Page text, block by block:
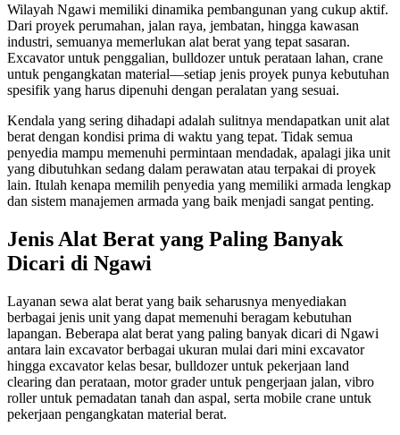
Wilayah Ngawi memiliki dinamika pembangunan yang cukup aktif.
Dari proyek perumahan, jalan raya, jembatan, hingga kawasan
industri, semuanya memerlukan alat berat yang tepat sasaran.
Excavator untuk penggalian, bulldozer untuk perataan lahan, crane
untuk pengangkatan material—setiap jenis proyek punya kebutuhan
spesifik yang harus dipenuhi dengan peralatan yang sesuai.
Kendala yang sering dihadapi adalah sulitnya mendapatkan unit alat
berat dengan kondisi prima di waktu yang tepat. Tidak semua
penyedia mampu memenuhi permintaan mendadak, apalagi jika unit
yang dibutuhkan sedang dalam perawatan atau terpakai di proyek
lain. Itulah kenapa memilih penyedia yang memiliki armada lengkap
dan sistem manajemen armada yang baik menjadi sangat penting.
Jenis Alat Berat yang Paling Banyak
Dicari di Ngawi
Layanan sewa alat berat yang baik seharusnya menyediakan
berbagai jenis unit yang dapat memenuhi beragam kebutuhan
lapangan. Beberapa alat berat yang paling banyak dicari di Ngawi
antara lain excavator berbagai ukuran mulai dari mini excavator
hingga excavator kelas besar, bulldozer untuk pekerjaan land
clearing dan perataan, motor grader untuk pengerjaan jalan, vibro
roller untuk pemadatan tanah dan aspal, serta mobile crane untuk
pekerjaan pengangkatan material berat.